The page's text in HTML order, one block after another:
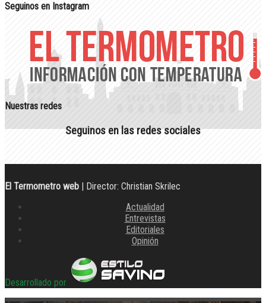
Seguinos en Instagram
Nuestras redes
Seguinos en las redes sociales
El Termometro web | Director: Christian Skrilec
Actualidad
Entrevistas
Editoriales
Opinión
Desarrollado por